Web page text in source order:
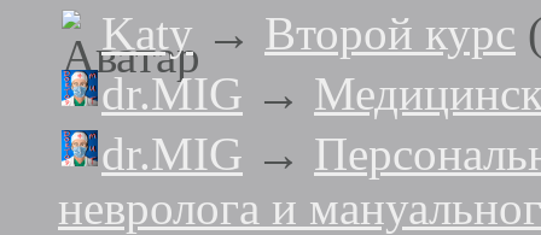
Katy → Второй курс
dr.MIG →
dr.MIG →
невролога и